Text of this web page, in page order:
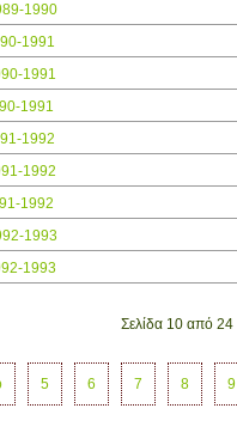
1990
1991
1991
1991
1992
1992
1992
1993
1993
Σελίδα 10 από 24
5 6 7 8 9